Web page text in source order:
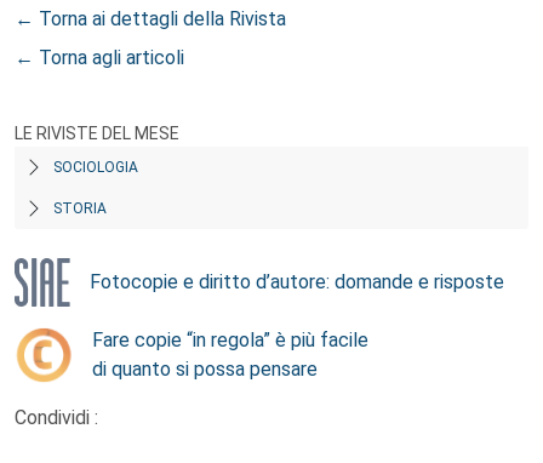
← Torna ai dettagli della Rivista
← Torna agli articoli
LE RIVISTE DEL MESE
SOCIOLOGIA
STORIA
Fotocopie e diritto d’autore: domande e risposte
Fare copie “in regola” è più facile
di quanto si possa pensare
Condividi :